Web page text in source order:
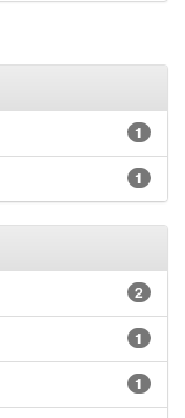
1
1
2
1
1